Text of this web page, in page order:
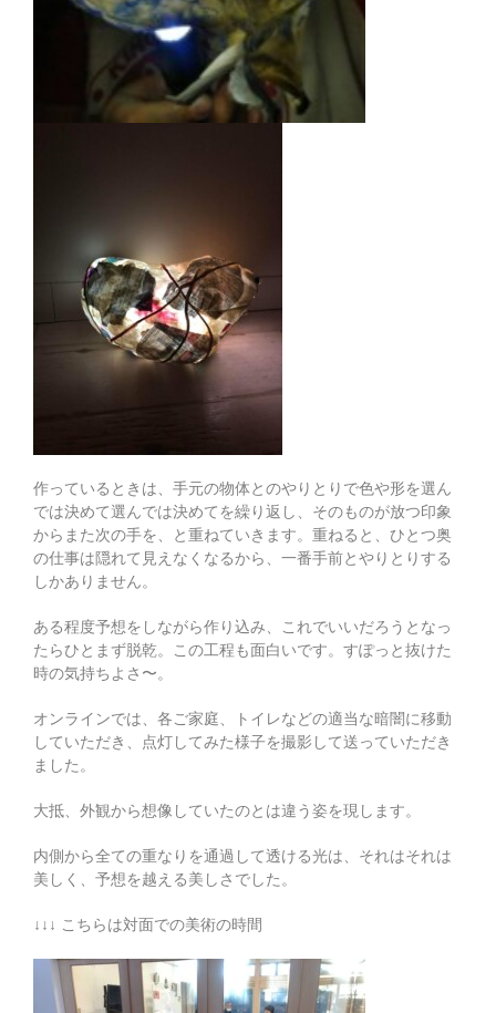
作っているときは、手元の物体とのやりとりで色や形を選ん
では決めて選んでは決めてを繰り返し、そのものが放つ印象
からまた次の手を、と重ねていきます。重ねると、ひとつ奥
の仕事は隠れて見えなくなるから、一番手前とやりとりする
しかありません。
ある程度予想をしながら作り込み、これでいいだろうとなっ
たらひとまず脱乾。この工程も面白いです。すぽっと抜けた
時の気持ちよさ〜。
オンラインでは、各ご家庭、トイレなどの適当な暗闇に移動
していただき、点灯してみた様子を撮影して送っていただき
ました。
大抵、外観から想像していたのとは違う姿を現します。
内側から全ての重なりを通過して透ける光は、それはそれは
美しく、予想を越える美しさでした。
↓↓↓ こちらは対面での美術の時間